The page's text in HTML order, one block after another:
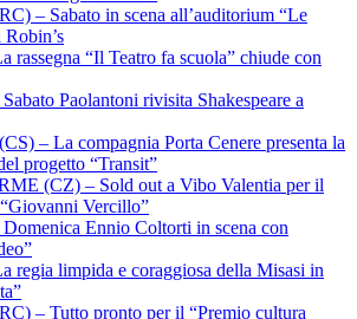
– Sabato in scena all’auditorium “Le
Robin’s
rassegna “Il Teatro fa scuola” chiude con
Paolantoni rivisita Shakespeare a
– La compagnia Porta Cenere presenta la
progetto “Transit”
(CZ) – Sold out a Vibo Valentia per il
Vercillo”
Ennio Coltorti in scena con
regia limpida e coraggiosa della Misasi in
– Tutto pronto per il “Premio cultura